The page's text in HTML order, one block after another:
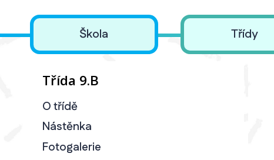
Škola Třídy
Třída 9.B
O třídě
Nástěnka
Fotogalerie